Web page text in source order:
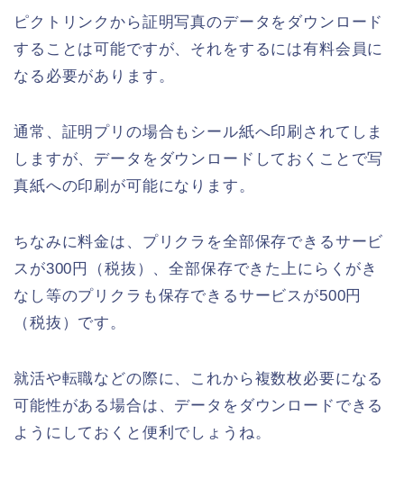
ピクトリンクから証明写真のデータをダウンロード
することは可能ですが、それをするには有料会員に
なる必要があります。
通常、証明プリの場合もシール紙へ印刷されてしま
しますが、データをダウンロードしておくことで写
真紙への印刷が可能になります。
ちなみに料金は、プリクラを全部保存できるサービ
スが300円（税抜）、全部保存できた上にらくがき
なし等のプリクラも保存できるサービスが500円
（税抜）です。
就活や転職などの際に、これから複数枚必要になる
可能性がある場合は、データをダウンロードできる
ようにしておくと便利でしょうね。